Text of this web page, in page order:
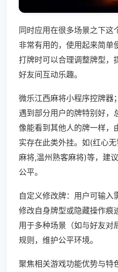
同时应用在很多场景之下这
非常有用的，使用起来简单
打牌时可以合理调整牌型，
好友间互动乐趣。
微乐江西麻将小程序控牌器
遇到部分用户的牌特别好，
像能看到其他人的牌一样，
实存在此类外挂。如(红心
麻将,温州熟客麻将)等，建
公平。
自定义修改牌：用户可输入
修改自身牌型或隐藏操作痕
用于多种场景（如与好友对
规则，维护公平环境。
聚焦相关游戏功能优势与特